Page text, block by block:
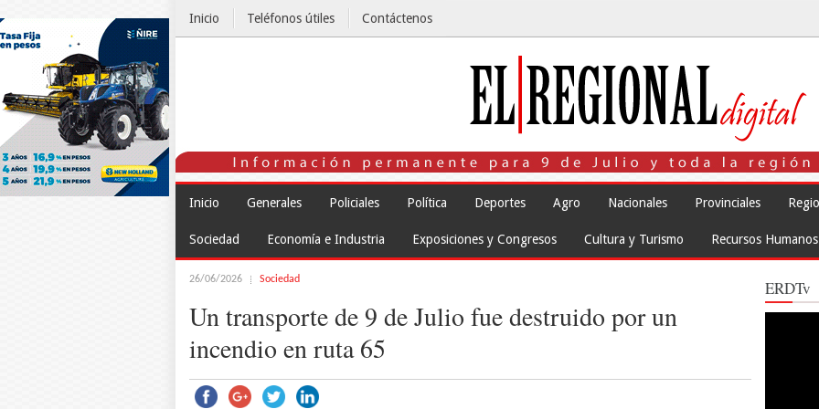
Inicio Teléfonos útiles Contáctenos
Inicio Generales Policiales Política Deportes Agro Nacionales Provinciales
Sociedad Economía e Industria Exposiciones y Congresos Cultura y Turismo Recursos Humanos
26/06/2026 Sociedad
Un transporte de 9 de Julio fue destruido por un
incendio en ruta 65
ERDTv